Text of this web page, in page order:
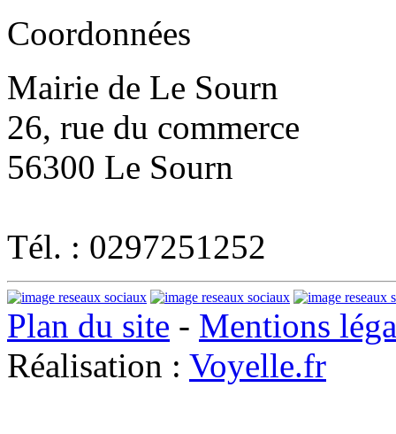
Coordonnées
Mairie de Le Sourn
26, rue du commerce
56300 Le Sourn
Tél. : 0297251252
Plan du site - Mentions
Réalisation : Voyelle.fr